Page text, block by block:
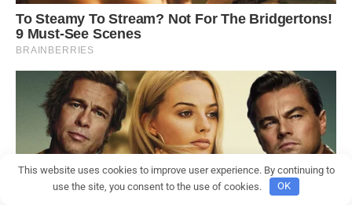
This website uses cookies to improve user experience. By continuing to
use the site, you consent to the use of cookies.
OK